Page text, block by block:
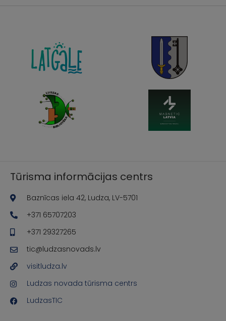
Tūrisma informācijas centrs
Baznīcas iela 42, Ludza, LV-5701
+371 65707203
+371 29327265
tic@ludzasnovads.lv
visitludza.lv
Ludzas novada tūrisma centrs
LudzasTIC